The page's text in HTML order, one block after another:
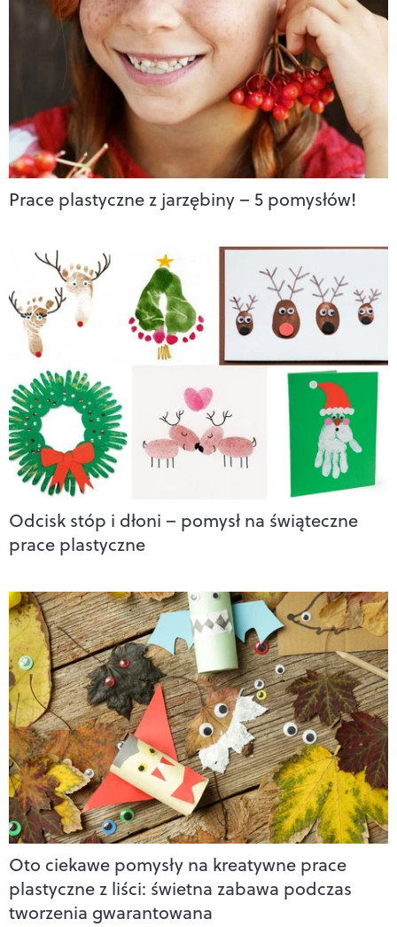
Prace plastyczne z jarzębiny – 5 pomysłów!
Odcisk stóp i dłoni – pomysł na świąteczne
prace plastyczne
Oto ciekawe pomysły na kreatywne prace
plastyczne z liści: świetna zabawa podczas
tworzenia gwarantowana